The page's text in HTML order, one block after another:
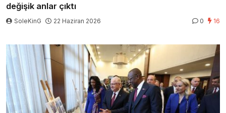
değişik anlar çıktı
SoleKinG 22 Haziran 2026 0 16